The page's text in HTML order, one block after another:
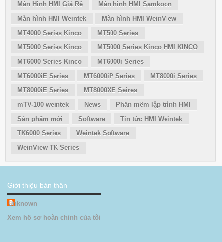
Màn Hình HMI Giá Rẻ
Màn hình HMI Samkoon
Màn hình HMI Weintek
Màn hình HMI WeinView
MT4000 Series Kinco
MT500 Series
MT5000 Series Kinco
MT5000 Series Kinco HMI KINCO
MT6000 Series Kinco
MT6000i Series
MT6000iE Series
MT6000iP Series
MT8000i Series
MT8000iE Series
MT8000XE Seires
mTV-100 weintek
News
Phần mềm lập trình HMI
Sản phẩm mới
Software
Tin tức HMI Weintek
TK6000 Series
Weintek Software
WeinView TK Series
Giới thiệu bản thân
Unknown
Xem hồ sơ hoàn chỉnh của tôi